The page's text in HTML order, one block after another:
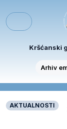
Menu
Kršćanski
Arhiv
AKTUALNOSTI